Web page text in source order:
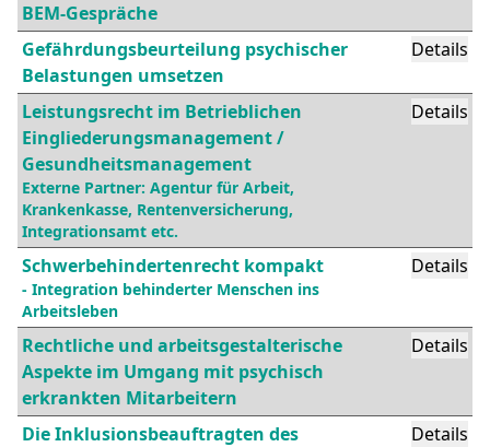
BEM-Gespräche
Gefährdungsbeurteilung psychischer
Belastungen umsetzen
Details
Leistungsrecht im Betrieblichen
Eingliederungsmanagement /
Gesundheitsmanagement
Externe Partner: Agentur für Arbeit,
Krankenkasse, Rentenversicherung,
Integrationsamt etc.
Details
Schwerbehindertenrecht kompakt
- Integration behinderter Menschen ins
Arbeitsleben
Details
Rechtliche und arbeitsgestalterische
Aspekte im Umgang mit psychisch
erkrankten Mitarbeitern
Details
Die Inklusionsbeauftragten des
Details